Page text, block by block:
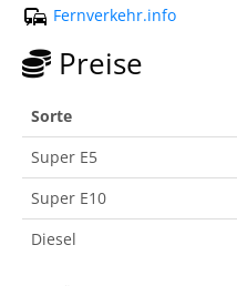
Fernverkehr.info
Preise
Sorte
Super E5
Super E10
Diesel